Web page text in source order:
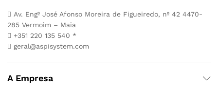
Av. Engº José Afonso Moreira de Figueiredo, nº 42 4470-
285 Vermoim – Maia
+351 220 135 540 *
geral@aspisystem.com
A Empresa